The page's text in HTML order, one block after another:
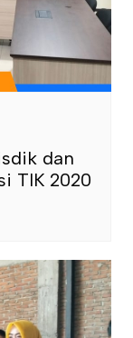
dan
TIK 2020